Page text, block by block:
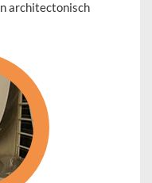
architectonisch